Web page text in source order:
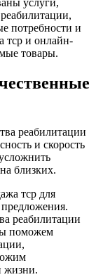
услуги,
потребности и
тср и онлайн-
товары.
реабилитации
и скорость
близких.
тср для
реабилитации
поможем
жизни.